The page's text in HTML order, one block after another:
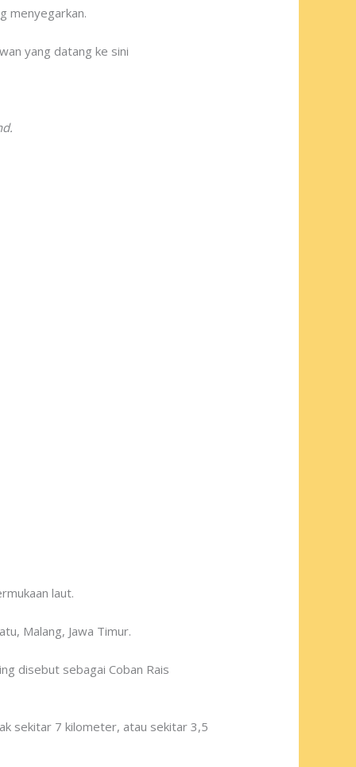
menyegarkan.
yang datang ke sini
laut.
Malang, Jawa Timur.
disebut sebagai Coban Rais
sekitar 7 kilometer, atau sekitar 3,5